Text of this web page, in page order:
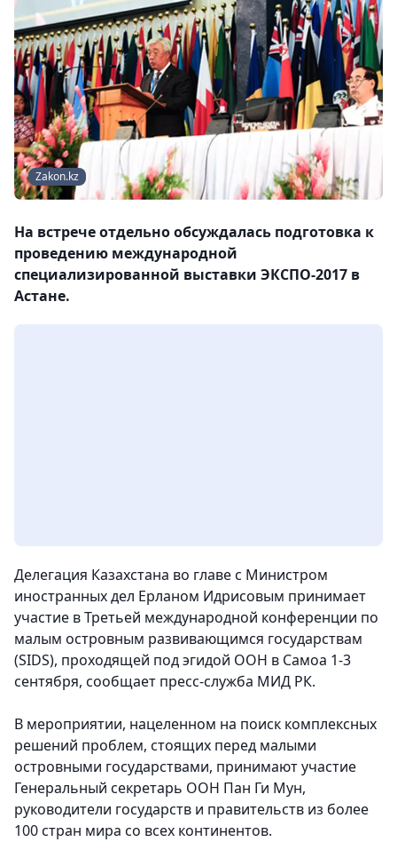
Zakon.kz
На встрече отдельно обсуждалась подготовка к
проведению международной
специализированной выставки ЭКСПО-2017 в
Астане.
Делегация Казахстана во главе с Министром
иностранных дел Ерланом Идрисовым принимает
участие в Третьей международной конференции по
малым островным развивающимся государствам
(SIDS), проходящей под эгидой ООН в Самоа 1-3
сентября, сообщает пресс-служба МИД РК.
В мероприятии, нацеленном на поиск комплексных
решений проблем, стоящих перед малыми
островными государствами, принимают участие
Генеральный секретарь ООН Пан Ги Мун,
руководители государств и правительств из более
100 стран мира со всех континентов.